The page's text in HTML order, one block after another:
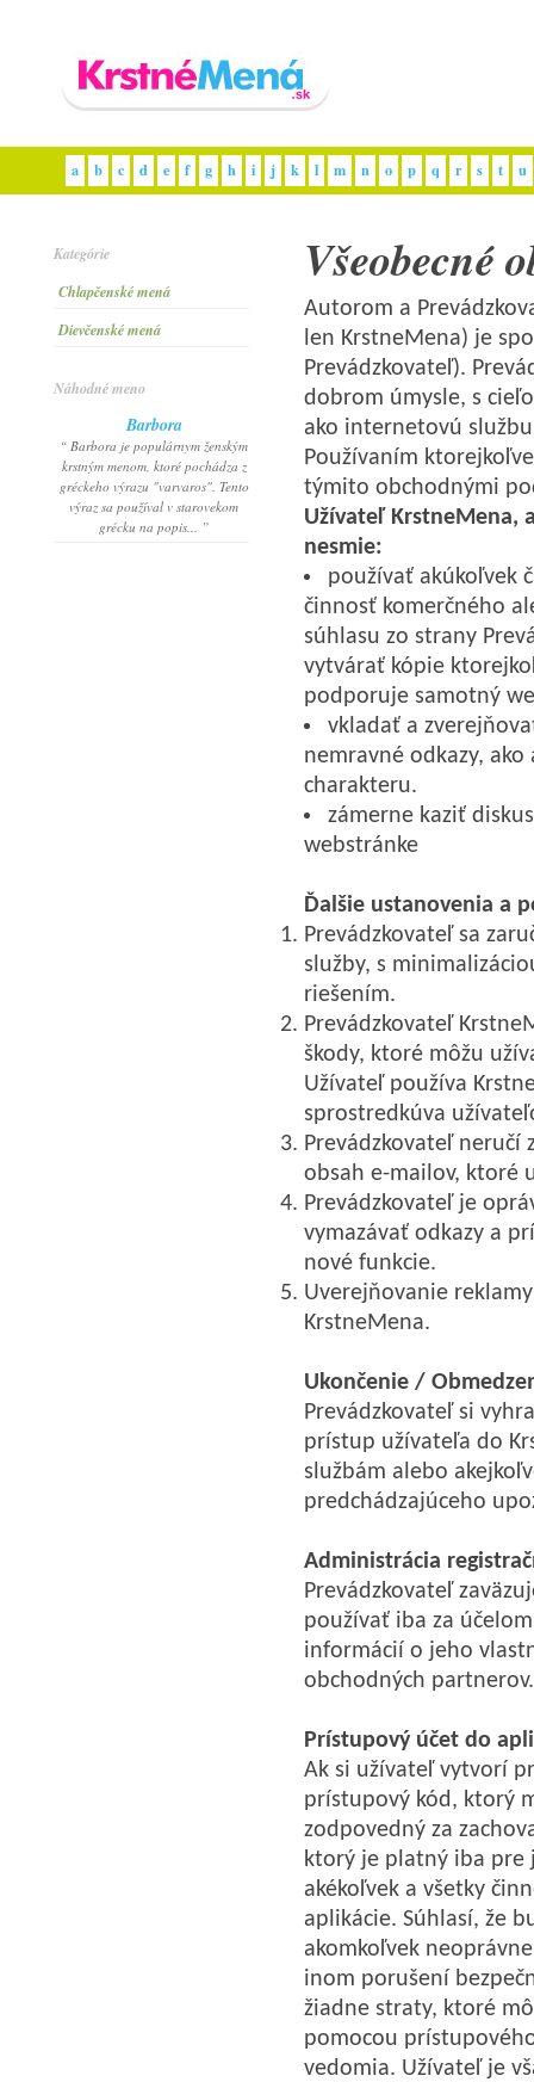
a b c d e f g h i j k l m n o p q r s t u
Kategórie
Chlapčenské mená
Dievčenské mená
Náhodné meno
Barbora
“ Barbora je populárnym ženským
krstným menom, ktoré pochádza z
gréckeho výrazu "varvaros". Tento
výraz sa používal v starovekom
grécku na popis... ”
Všeobecné
Autorom a
len KrstneMena) je
Prevádzkovateľ).
dobrom úmysle, s
ako internetovú
Používaním
týmito obchodnými
Užívateľ KrstneMena,
nesmie:
používať akúkoľvek
činnosť komerčného
súhlasu zo strany
vytvárať kópie
podporuje samotný
vkladať a
nemravné odkazy,
charakteru.
zámerne kaziť
webstránke
Ďalšie ustanovenia a
Prevádzkovateľ sa
služby, s
riešením.
Prevádzkovateľ
škody, ktoré môžu
Užívateľ používa
sprostredkúva
Prevádzkovateľ neručí
obsah e-mailov, ktoré
Prevádzkovateľ je
vymazávať odkazy a
nové funkcie.
Uverejňovanie
KrstneMena.
Ukončenie /
Prevádzkovateľ si
prístup užívateľa do
službám alebo
predchádzajúceho
Administrácia
Prevádzkovateľ
používať iba za
informácií o jeho
obchodných partnerov.
Prístupový účet do
Ak si užívateľ vytvorí
prístupový kód, ktorý
zodpovedný za
ktorý je platný iba pre
akékoľvek a všetky
aplikácie. Súhlasí, že
akomkoľvek
inom porušení
žiadne straty, ktoré
pomocou
vedomia. Užívateľ je